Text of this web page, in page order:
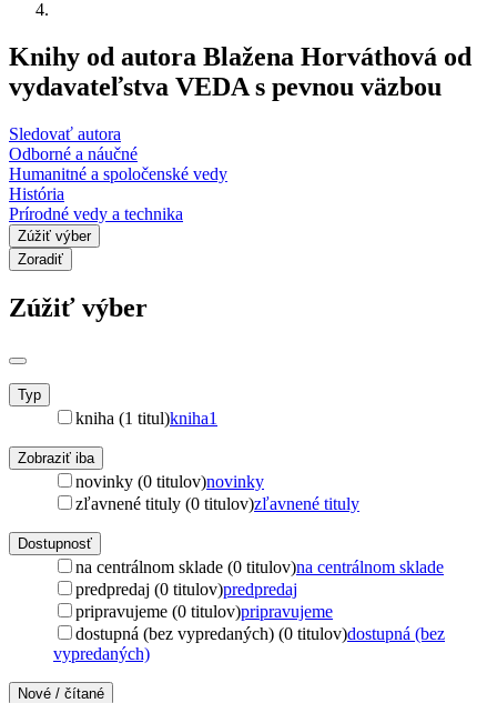
Knihy od autora Blažena Horváthová od
vydavateľstva VEDA s pevnou väzbou
Sledovať autora
Odborné a náučné
Humanitné a spoločenské vedy
História
Prírodné vedy a technika
Zúžiť výber
Zoradiť
Zúžiť výber
Typ
kniha (1 titul)kniha1
Zobraziť iba
novinky (0 titulov)novinky
zľavnené tituly (0 titulov)zľavnené tituly
Dostupnosť
na centrálnom sklade (0 titulov)na centrálnom sklade
predpredaj (0 titulov)predpredaj
pripravujeme (0 titulov)pripravujeme
dostupná (bez vypredaných) (0 titulov)dostupná (bez
vypredaných)
Nové / čítané